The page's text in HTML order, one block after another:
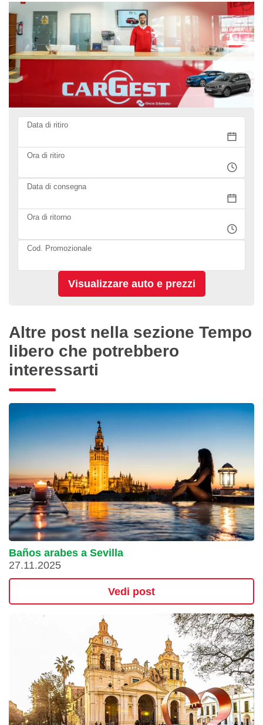
Data di ritiro
Ora di ritiro
Data di consegna
Ora di ritorno
Cod. Promozionale
Altre post nella sezione Tempo
libero che potrebbero
interessarti
Baños arabes a Sevilla
27.11.2025
Vedi post